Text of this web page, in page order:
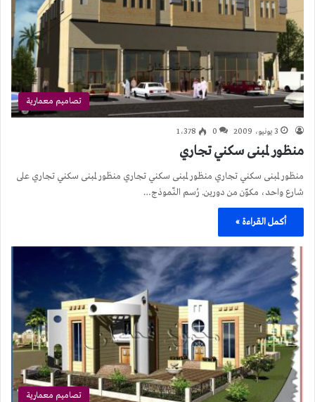
تصاميم معمارية
3 يونيو، 2009 0 1٬378
منظور لمبنى سكني تجاري
منظور لمبنى سكني تجاري منظور لمبنى سكني تجاري منظور لمبنى سكني تجاري على
شارع واحد، مكوّن من دورين. رُسم النّموذج…
أكمل القراءة »
تصاميم معمارية